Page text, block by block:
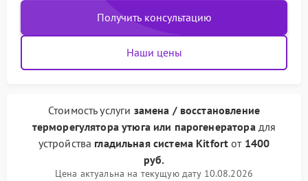
Получить консультацию
Наши цены
Стоимость услуги замена / восстановление
терморегулятора утюга или парогенераторадля
устройства гладильная система Kitfort от 1400
руб.
Цена актуальна на текущую дату 10.08.2026